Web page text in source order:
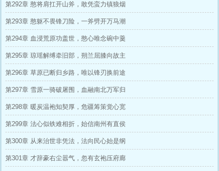
第292章 憨将肩扛开山斧，敢凭蛮力镇狼烟
第293章 憨躯不畏锋刀险，一斧劈开万马潮
第294章 血浸荒原功盖世，憨心唯念碗中羹
第295章 琼瑶解缚牵旧部，朔兰屈膝向故主
第296章 草原已断归乡路，唯以锋刃换前途
第297章 雪原一骑破屠围，血融南北万军归
第298章 暖炭温袍知契厚，危疆筹策觉心宽
第299章 法心似铁难相折，始信南州有直侯
第300章 从来治世非凭法，法向民心始是纲
第301章 才辞豪右尘嚣气，忽有玄袍压府廊